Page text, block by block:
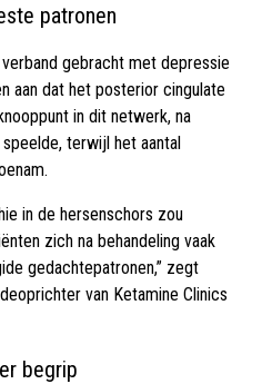
patronen
gebracht met depressie
aan dat het posterior cingulate
in dit netwerk, na
terwijl het aantal
in de hersenschors zou
zich na behandeling vaak
gedachtepatronen,” zegt
van Ketamine Clinics
begrip